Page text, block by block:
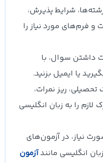
شرایط پذیرش،
فرم‌های مورد نیاز را
داشتن سوال، با
یا ایمیل بزنید.
ریز نمرات،
را به زبان انگلیسی
نیاز، در آزمون‌های
آزمون